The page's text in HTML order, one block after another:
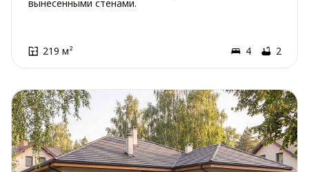
вынесенными стенами.
219 м² 4 2